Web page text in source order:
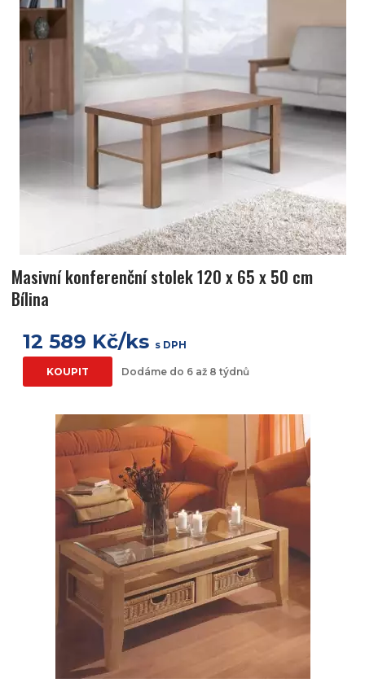
Masivní konferenční stolek 120 x 65 x 50 cm
Bílina
12 589 Kč/ks s DPH
KOUPIT Dodáme do 6 až 8 týdnů